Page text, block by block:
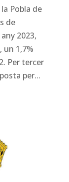
Pobla de
de
2023,
un 1,7%
Per tercer
per...